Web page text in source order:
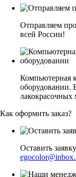
Отправляем
всей России!
Компьютерная
оборудовании.
лакокрасочных
Как оформить заказ?
Оставить